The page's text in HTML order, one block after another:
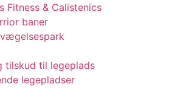
Fitness & Calistenics
baner
tilskud til legeplads
legepladser